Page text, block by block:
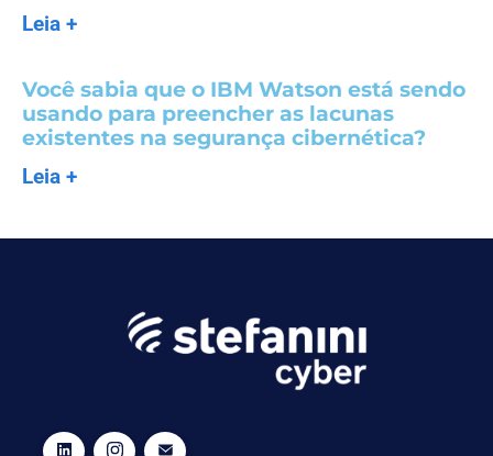
Leia +
Você sabia que o IBM Watson está sendo
usando para preencher as lacunas
existentes na segurança cibernética?
Leia +